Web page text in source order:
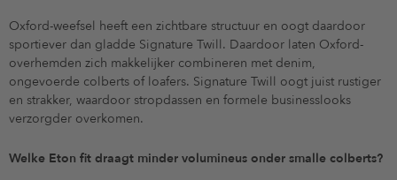
Oxford-weefsel heeft een zichtbare structuur en oogt daardoor
sportiever dan gladde Signature Twill. Daardoor laten Oxford-
overhemden zich makkelijker combineren met denim,
ongevoerde colberts of loafers. Signature Twill oogt juist rustiger
en strakker, waardoor stropdassen en formele businesslooks
verzorgder overkomen.
Welke Eton fit draagt minder volumineus onder smalle colberts?